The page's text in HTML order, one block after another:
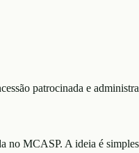
patrocinada e
MCASP. A ideia é